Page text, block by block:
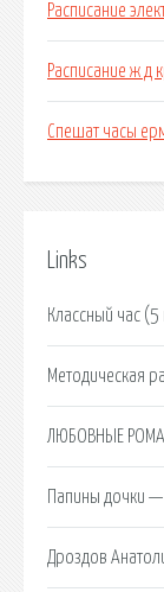
Расписание
Расписание ж д
Спешат часы
Links
Классный час (5
Методическая
ЛЮБОВНЫЕ
Папины дочки —
Дроздов